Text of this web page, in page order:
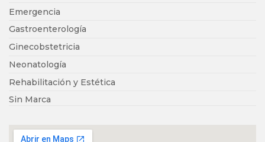
Emergencia
Gastroenterología
Ginecobstetricia
Neonatología
Rehabilitación y Estética
Sin Marca